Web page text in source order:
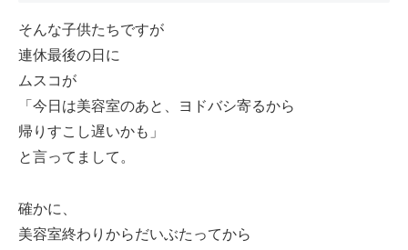
そんな子供たちですが
連休最後の日に
ムスコが
「今日は美容室のあと、ヨドバシ寄るから
帰りすこし遅いかも」
と言ってまして。
確かに、
美容室終わりからだいぶたってから